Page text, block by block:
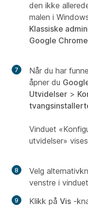
den ikke
malen i
Klassiske
Google Chrome
Når du har
åpner du
Utvidelser >
Vinduet
utvidelser»
Velg
venstre i
Klikk på Vis -